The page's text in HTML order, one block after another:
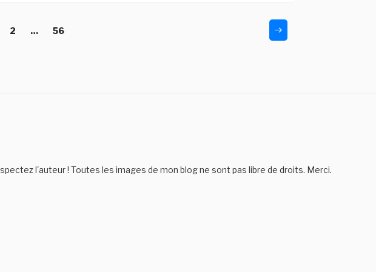
Page
2 … Page
56
Page
suivante
l'auteur ! Toutes les images de mon blog ne sont pas libre de droits. Merci.